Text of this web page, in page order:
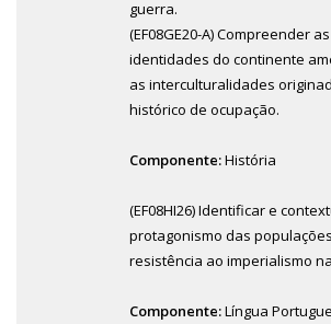
guerra.
(EF08GE20-A) Compreender
identidades do continente
as interculturalidades
histórico de ocupação.
Componente:História
(EF08HI26) Identificar e
protagonismo das
resistência ao imperialismo
Componente:Língua